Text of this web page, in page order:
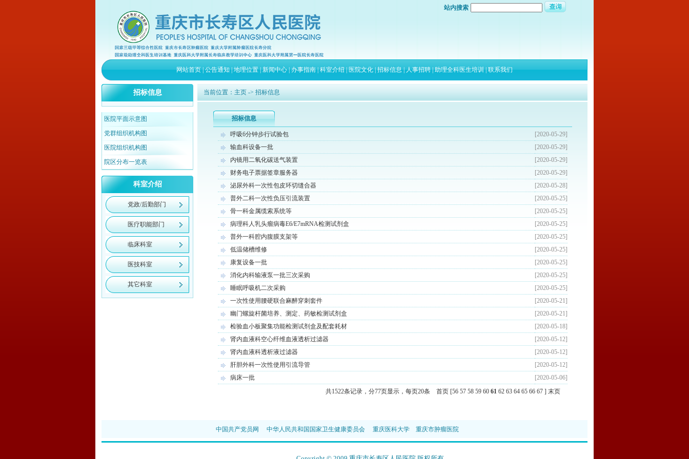
站内搜索
网站首页|公告通知|地理位置|新闻中心|办事指南|科室介绍|医院文化|招标信息|人事招聘|助理全科医生培训|联系我们
招标信息
医院平面示意图
党群组织机构图
医院组织机构图
院区分布一览表
科室介绍
党政/后勤部门
医疗职能部门
临床科室
医技科室
其它科室
当前位置： 主页 -> 招标信息
招标信息
呼吸6分钟步行试验包
[2020-05-29]
输血科设备一批
[2020-05-29]
内镜用二氧化碳送气装置
[2020-05-29]
财务电子票据签章服务器
[2020-05-29]
泌尿外科一次性包皮环切缝合器
[2020-05-28]
普外二科一次性负压引流装置
[2020-05-25]
骨一科金属缆索系统等
[2020-05-25]
病理科人乳头瘤病毒E6/E7mRNA检测试剂盒
[2020-05-25]
普外一科腔内腹膜支架等
[2020-05-25]
低温储槽维修
[2020-05-25]
康复设备一批
[2020-05-25]
消化内科输液泵一批三次采购
[2020-05-25]
睡眠呼吸机二次采购
[2020-05-25]
一次性使用腰硬联合麻醉穿刺套件
[2020-05-21]
幽门螺旋杆菌培养、测定、药敏检测试剂盒
[2020-05-21]
检验血小板聚集功能检测试剂盒及配套耗材
[2020-05-18]
肾内血液科空心纤维血液透析过滤器
[2020-05-12]
肾内血液科透析液过滤器
[2020-05-12]
肝胆外科一次性使用引流导管
[2020-05-12]
病床一批
[2020-05-06]
共1522条记录，分77页显示，每页20条 首页[56 57 58 59 60 61 62 63 64 65 66 67] 末页
中国共产党员网 中华人民共和国国家卫生健康委员会 重庆医科大学 重庆市肿瘤医院